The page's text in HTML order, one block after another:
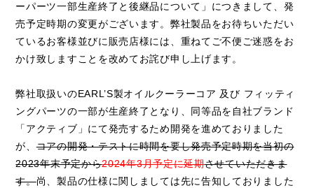
ーパーツ一部生産終了と後継品について」につきまして、発
売予定時期の変更がございます。弊社製品をお待ちいただい
ているお客様並びに販売店様には、重ねてご不便ご迷惑をお
かけ致しますことを改めてお詫び申し上げます。
弊社取扱いのEARL’S製オイルクーラーコア 及び フィッティ
ングパーツの一部が生産終了となり、同等品を自社ブランド
「アクティブ」にて発売するため開発を進めておりました
が、コアの開発・テストに時間を要し発売予定時期を当初の
2023年末予定から2024年3月予定に延期させていただきま
す。尚、製品の仕様に関しましては先に告知しておりました